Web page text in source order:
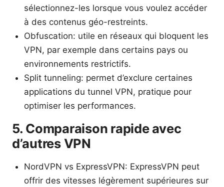
sélectionnez-les lorsque vous voulez accéder
à des contenus géo-restreints.
Obfuscation: utile en réseaux qui bloquent les
VPN, par exemple dans certains pays ou
environnements restrictifs.
Split tunneling: permet d’exclure certaines
applications du tunnel VPN, pratique pour
optimiser les performances.
5. Comparaison rapide avec
d’autres VPN
NordVPN vs ExpressVPN: ExpressVPN peut
offrir des vitesses légèrement supérieures sur